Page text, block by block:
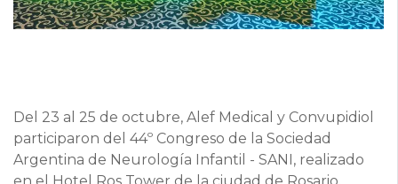
Del 23 al 25 de octubre, Alef Medical y Convupidiol
participaron del 44º Congreso de la Sociedad
Argentina de Neurología Infantil - SANI, realizado
en el Hotel Ros Tower de la ciudad de Rosario.